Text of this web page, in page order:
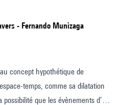
- Fernando Munizaga
concept hypothétique de
temps, comme sa dilatation
que les évènements d’une